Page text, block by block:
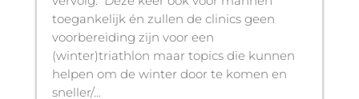
toegankelijk én zullen de clinics geen
voorbereiding zijn voor een
(winter)triathlon maar topics die kunnen
helpen om de winter door te komen en
sneller/...